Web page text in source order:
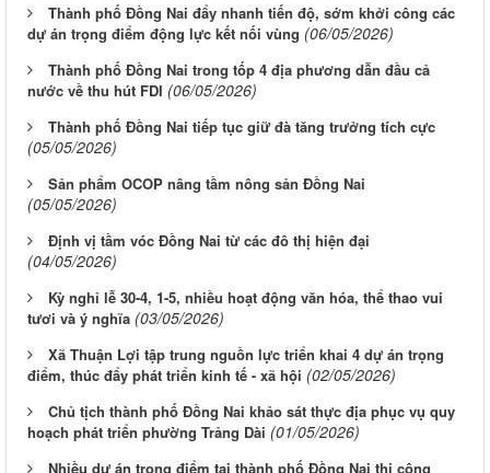
Thành phố Đồng Nai đẩy nhanh tiến độ, sớm khởi công các
dự án trọng điểm động lực kết nối vùng (06/05/2026)
Thành phố Đồng Nai trong tốp 4 địa phương dẫn đầu cả
nước về thu hút FDI (06/05/2026)
Thành phố Đồng Nai tiếp tục giữ đà tăng trưởng tích cực
(05/05/2026)
Sản phẩm OCOP nâng tầm nông sản Ðồng Nai
(05/05/2026)
Định vị tầm vóc Đồng Nai từ các đô thị hiện đại
(04/05/2026)
Kỳ nghỉ lễ 30-4, 1-5, nhiều hoạt động văn hóa, thể thao vui
tươi và ý nghĩa (03/05/2026)
Xã Thuận Lợi tập trung nguồn lực triển khai 4 dự án trọng
điểm, thúc đẩy phát triển kinh tế - xã hội (02/05/2026)
Chủ tịch thành phố Đồng Nai khảo sát thực địa phục vụ quy
hoạch phát triển phường Trảng Dài (01/05/2026)
Nhiều dự án trọng điểm tại thành phố Đồng Nai thi công